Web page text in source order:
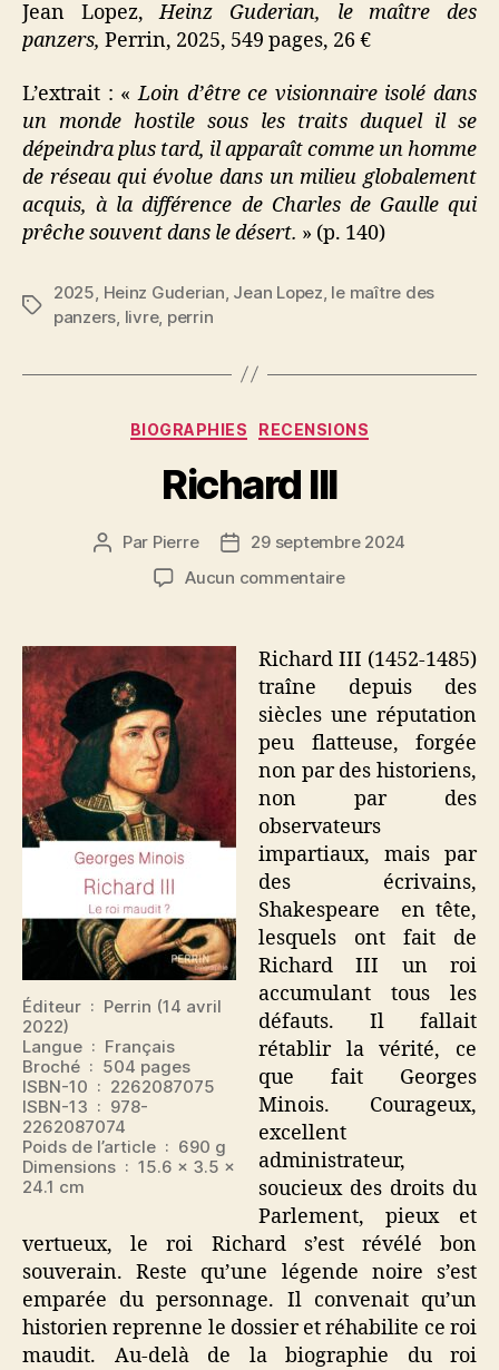
Jean Lopez,Heinz Guderian, le maître des
panzers, Perrin, 2025, 549 pages, 26 €
L’extrait : «Loin d’être ce visionnaire isolé dans
un monde hostile sous les traits duquel il se
dépeindra plus tard, il apparaît comme un homme
de réseau qui évolue dans un milieu globalement
acquis, à la différence de Charles de Gaulle qui
prêche souvent dans le désert. » (p. 140)
Étiquettes
2025 Heinz Guderian Jean Lopez le maître des
panzers livre, perrin
Catégories
BIOGRAPHIES RECENSIONS
Richard III
Auteur
Par Pierre
Date29 septembre 2024
Aucun commentairesur
Éditeur ‏ : ‎ Perrin (14 avril
2022)
Langue ‏ : ‎ Français
Broché ‏ : ‎ 504 pages
ISBN-10 ‏ : ‎ 2262087075
ISBN-13 ‏ : ‎ 978-
2262087074
Poids de l’article ‏ : ‎ 690 g
Dimensions ‏ : ‎ 15.6 x 3.5 x
24.1 cm
Richard III (1452-1485)
traîne depuis des
siècles une réputation
peu flatteuse, forgée
non par des historiens,
non par des
observateurs
impartiaux, mais par
des écrivains,
Shakespeare en tête,
lesquels ont fait de
Richard III un roi
accumulant tous les
défauts. Il fallait
rétablir la vérité, ce
que fait Georges
Minois. Courageux,
excellent
administrateur,
soucieux des droits du
Parlement, pieux et
vertueux, le roi Richard s’est révélé bon
souverain. Reste qu’une légende noire s’est
emparée du personnage. Il convenait qu’un
historien reprenne le dossier et réhabilite ce roi
maudit. Au-delà de la biographie du roi